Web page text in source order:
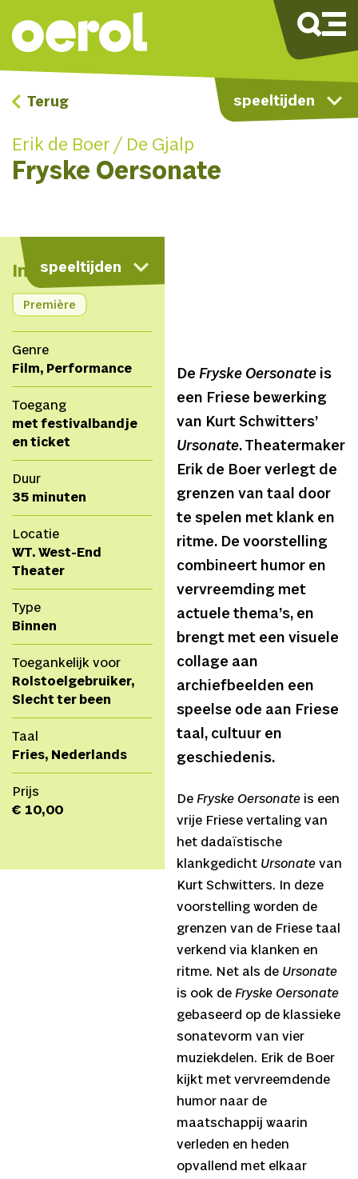
speeltijden
Terug
Erik de Boer / De Gjalp
Fryske Oersonate
speeltijden
kaart
Info
Première
Genre
Film, Performance
Toegang
met festivalbandje
en ticket
Duur
35 minuten
Locatie
WT. West-End
Theater
Type
Binnen
Toegankelijk voor
Rolstoelgebruiker,
Slecht ter been
Taal
Fries, Nederlands
Prijs
€ 10,00
De Fryske Oersonate is
een Friese bewerking
van Kurt Schwitters’
Ursonate. Theatermaker
Erik de Boer verlegt de
grenzen van taal door
te spelen met klank en
ritme. De voorstelling
combineert humor en
vervreemding met
actuele thema’s, en
brengt met een visuele
collage aan
archiefbeelden een
speelse ode aan Friese
taal, cultuur en
geschiedenis.
De Fryske Oersonate is een
vrije Friese vertaling van
het dadaïstische
klankgedicht Ursonate van
Kurt Schwitters. In deze
voorstelling worden de
grenzen van de Friese taal
verkend via klanken en
ritme. Net als de Ursonate
is ook de Fryske Oersonate
gebaseerd op de klassieke
sonatevorm van vier
muziekdelen. Erik de Boer
kijkt met vervreemdende
humor naar de
maatschappij waarin
verleden en heden
opvallend met elkaar